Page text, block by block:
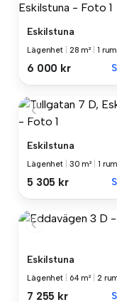
Eskilstuna
Lägenhet 28 m² 1 rum
6 000 kr
Eskilstuna
Lägenhet 30 m² 1 rum
5 305 kr
Eskilstuna
Lägenhet 64 m² 2
7 255 kr